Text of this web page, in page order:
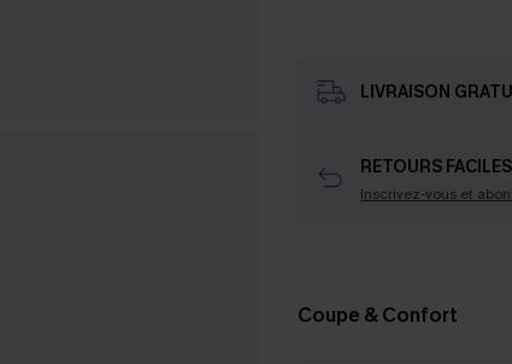
LIVRAISON
RETOURS
Inscrivez-vous et
Coupe & Confort